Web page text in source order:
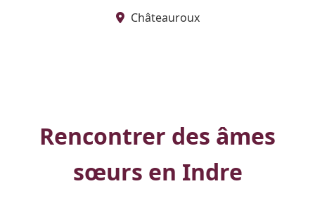
Châteauroux
Rencontrer des âmes
sœurs en Indre